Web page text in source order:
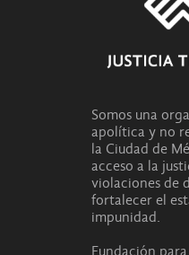
Somos una
apolítica y no
la Ciudad de
acceso a la
violaciones de
fortalecer el
impunidad.
Fundación